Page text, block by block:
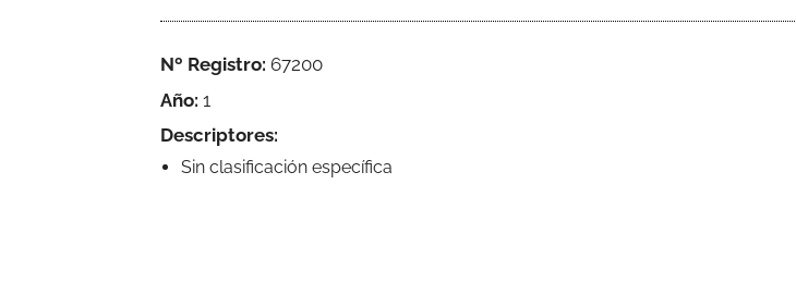
Nº Registro: 67200
Año: 1
Descriptores:
Sin clasificación específica